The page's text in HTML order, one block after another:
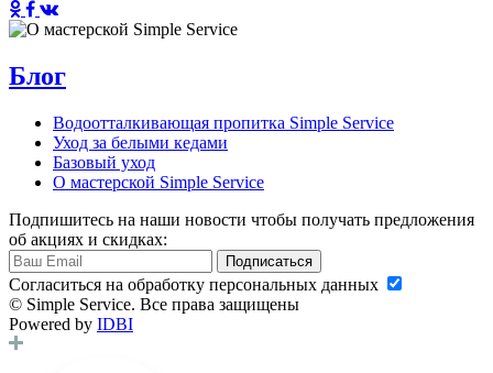
Блог
Водоотталкивающая пропитка Simple Service
Уход за белыми кедами
Базовый уход
О мастерской Simple Service
Подпишитесь на наши новости чтобы получать предложения
об акциях и скидках:
Подписаться
Cогласиться на обработку персональных данных
© Simple Service. Все права защищены
Powered by IDBI